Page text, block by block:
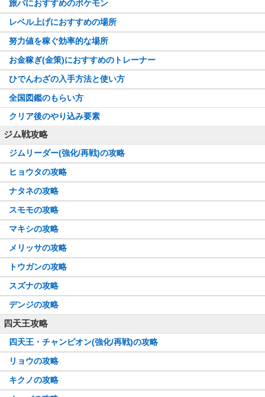
旅パにおすすめのポケモン
レベル上げにおすすめの場所
努力値を稼ぐ効率的な場所
お金稼ぎ(金策)におすすめのトレーナー
ひでんわざの入手方法と使い方
全国図鑑のもらい方
クリア後のやり込み要素
ジム戦攻略
ジムリーダー(強化/再戦)の攻略
ヒョウタの攻略
ナタネの攻略
スモモの攻略
マキシの攻略
メリッサの攻略
トウガンの攻略
スズナの攻略
デンジの攻略
四天王攻略
四天王・チャンピオン(強化/再戦)の攻略
リョウの攻略
キクノの攻略